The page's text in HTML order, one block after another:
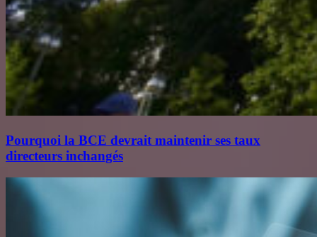
Pourquoi la BCE devrait maintenir ses taux
directeurs inchangés